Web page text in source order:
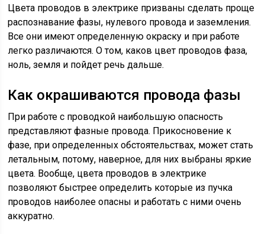
Цвета проводов в электрике призваны сделать проще
распознавание фазы, нулевого провода и заземления.
Все они имеют определенную окраску и при работе
легко различаются. О том, каков цвет проводов фаза,
ноль, земля и пойдет речь дальше.
Как окрашиваются провода фазы
При работе с проводкой наибольшую опасность
представляют фазные провода. Прикосновение к
фазе, при определенных обстоятельствах, может стать
летальным, потому, наверное, для них выбраны яркие
цвета. Вообще, цвета проводов в электрике
позволяют быстрее определить которые из пучка
проводов наиболее опасны и работать с ними очень
аккуратно.